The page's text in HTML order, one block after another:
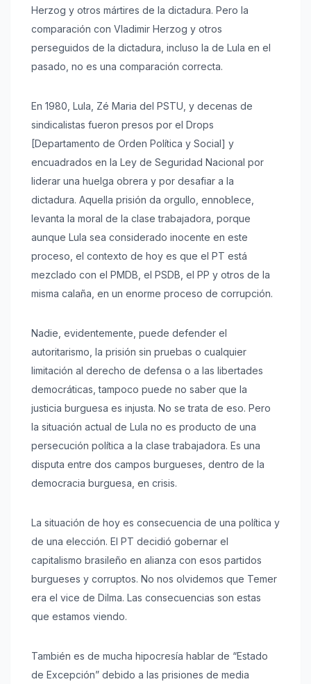
Herzog y otros mártires de la dictadura. Pero la
comparación con Vladimir Herzog y otros
perseguidos de la dictadura, incluso la de Lula en el
pasado, no es una comparación correcta.
En 1980, Lula, Zé Maria del PSTU, y decenas de
sindicalistas fueron presos por el Drops
[Departamento de Orden Política y Social] y
encuadrados en la Ley de Seguridad Nacional por
liderar una huelga obrera y por desafiar a la
dictadura. Aquella prisión da orgullo, ennoblece,
levanta la moral de la clase trabajadora, porque
aunque Lula sea considerado inocente en este
proceso, el contexto de hoy es que el PT está
mezclado con el PMDB, el PSDB, el PP y otros de la
misma calaña, en un enorme proceso de corrupción.
Nadie, evidentemente, puede defender el
autoritarismo, la prisión sin pruebas o cualquier
limitación al derecho de defensa o a las libertades
democráticas, tampoco puede no saber que la
justicia burguesa es injusta. No se trata de eso. Pero
la situación actual de Lula no es producto de una
persecución política a la clase trabajadora. Es una
disputa entre dos campos burgueses, dentro de la
democracia burguesa, en crisis.
La situación de hoy es consecuencia de una política y
de una elección. El PT decidió gobernar el
capitalismo brasileño en alianza con esos partidos
burgueses y corruptos. No nos olvidemos que Temer
era el vice de Dilma. Las consecuencias son estas
que estamos viendo.
También es de mucha hipocresía hablar de “Estado
de Excepción” debido a las prisiones de media